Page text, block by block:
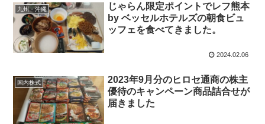
九州・沖縄
じゃらん限定ポイントでレフ熊本
by ベッセルホテルズの朝食ビュ
ッフェを食べてきました。
2024.02.06
国内株式
2023年9月分のヒロセ通商の株主
優待のキャンペーン商品詰合せが
届きました